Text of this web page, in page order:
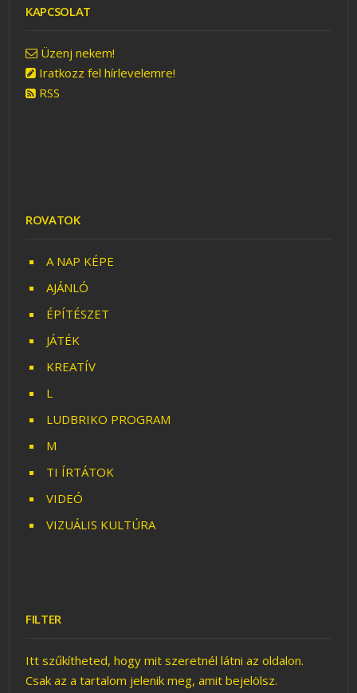
KAPCSOLAT
Üzenj nekem!
Iratkozz fel hírlevelemre!
RSS
ROVATOK
A NAP KÉPE
AJÁNLÓ
ÉPÍTÉSZET
JÁTÉK
KREATÍV
L
LUDBRIKO PROGRAM
M
TI ÍRTÁTOK
VIDEÓ
VIZUÁLIS KULTÚRA
FILTER
Itt szűkítheted, hogy mit szeretnél látni az oldalon.
Csak az a tartalom jelenik meg, amit bejelölsz.